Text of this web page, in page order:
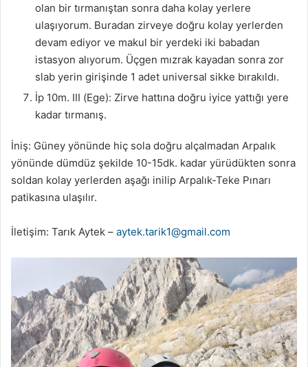
olan bir tırmanıştan sonra daha kolay yerlere
ulaşıyorum. Buradan zirveye doğru kolay yerlerden
devam ediyor ve makul bir yerdeki iki babadan
istasyon alıyorum. Üçgen mızrak kayadan sonra zor
slab yerin girişinde 1 adet universal sikke bırakıldı.
İp 10m. III (Ege): Zirve hattına doğru iyice yattığı yere
kadar tırmanış.
İniş: Güney yönünde hiç sola doğru alçalmadan Arpalık
yönünde dümdüz şekilde 10-15dk. kadar yürüdükten sonra
soldan kolay yerlerden aşağı inilip Arpalık-Teke Pınarı
patikasına ulaşılır.
İletişim: Tarık Aytek – aytek.tarik1@gmail.com